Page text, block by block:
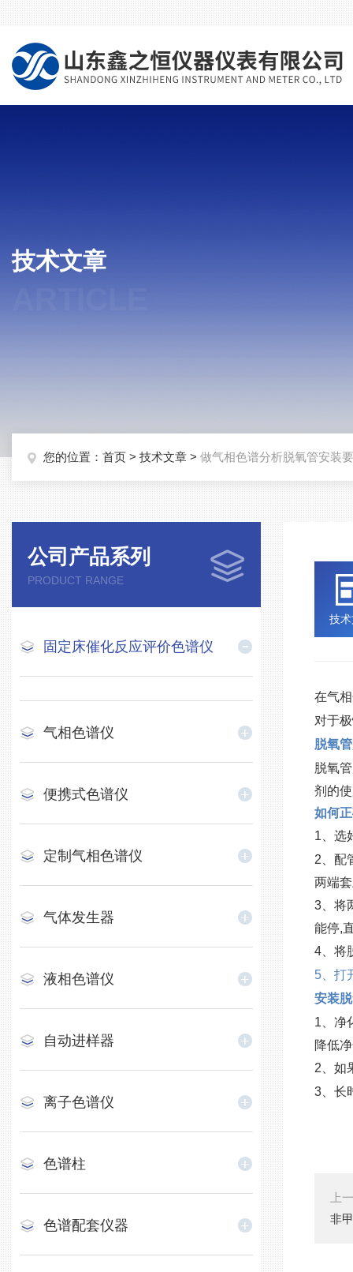
技术文章
您的位置： 首页 > 技术文章 > 做气相色谱分析脱氧管安装
公司产品系列
PRODUCT RANGE
固定床催化反应评价色谱仪
气相色谱仪
便携式色谱仪
定制气相色谱仪
气体发生器
液相色谱仪
自动进样器
离子色谱仪
色谱柱
色谱配套仪器
技
在气
对于极
脱氧
脱氧
剂的
如何
1、选
2、配
两端
3、将
能停,
4、将
5、打
安装
1、净
降低
2、如
3、长
上
非